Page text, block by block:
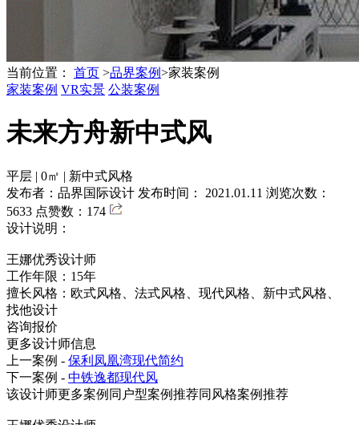
当前位置： 首页 >品界案例>家装案例
家装案例 VR实景 公装案例
未来方舟新中式风
平层 | 0㎡ | 新中式风格
发布者：品界国际设计 发布时间： 2021.01.11 浏览次数：
5633 点赞数：174
设计说明：
王娜优秀设计师
工作年限：15年
擅长风格：欧式风格、法式风格、现代风格、新中式风格、
找他设计
咨询报价
更多设计师信息
上一案例 - 保利凤凰湾现代简约
下一案例 - 中铁逸都现代风
该设计师更多案例 同户型案例推荐同风格案例推荐